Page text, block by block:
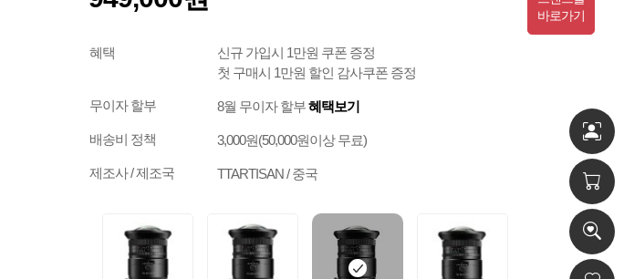
바로가기
혜택
신규 가입시 1만원 쿠폰 증정
첫 구매시 1만원 할인 감사쿠폰 증정
무이자 할부 8월 무이자 할부혜택보기
배송비 정책 3,000원(50,000원이상 무료)
제조사 / 제조국 TTARTISAN / 중국